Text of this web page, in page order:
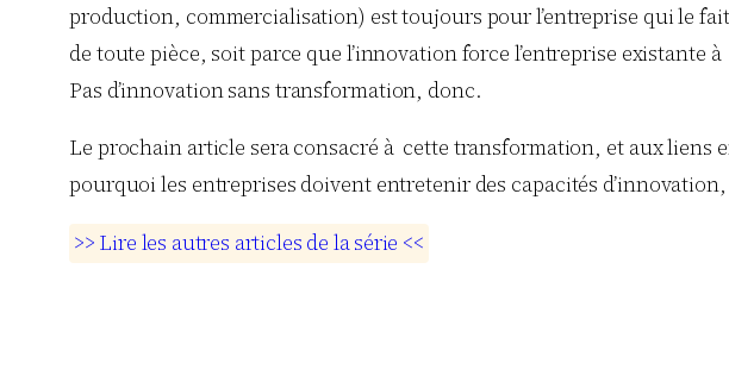
production, commercialisation) est toujours pour l’entreprise qui le
de toute pièce, soit parce que l’innovation force l’entreprise
Pas d’innovation sans transformation, donc.
Le prochain article sera consacré à cette transformation, et aux liens
pourquoi les entreprises doivent entretenir des capacités
>> Lire les autres articles de lasérie <<